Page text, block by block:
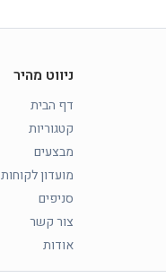
ניווט מהיר
דף הבית
קטגוריות
מבצעים
מועדון לקוחות
סניפים
צור קשר
אודות